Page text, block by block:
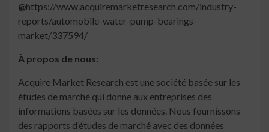
@https://www.acquiremarketresearch.com/industry-
reports/automobile-water-pump-bearings-
market/337594/
À propos de nous:
Acquire Market Research est une société basée sur les
études de marché qui donne aux entreprises des
informations basées sur les données. Nous fournissons
des rapports d’études de marché avec des données